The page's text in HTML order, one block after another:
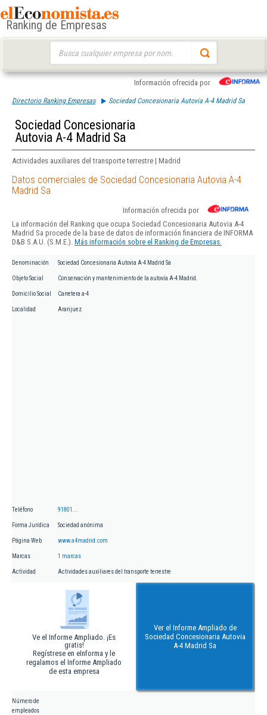
Ranking de Empresas
Información ofrecida por
Directorio Ranking Empresas Sociedad Concesionaria Autovia A-4 Madrid Sa
Sociedad Concesionaria
Autovia A-4 Madrid Sa
Actividades auxiliares del transporte terrestre | Madrid
Datos comerciales de Sociedad Concesionaria Autovia A-4
Madrid Sa
Información ofrecida por
La información del Ranking que ocupa Sociedad Concesionaria Autovia A-4
Madrid Sa procede de la base de datos de información financiera de INFORMA
D&B S.A.U. (S.M.E.). Más información sobre el Ranking de Empresas.
Denominación Sociedad Concesionaria Autovia A-4 Madrid Sa
Objeto Social Conservación y mantenimiento de la autovía A-4 Madrid.
Domicilio Social Carretera a-4
Localidad Aranjuez
Teléfono 91801...
Forma Jurídica Sociedad anónima
Página Web www.a4madrid.com
Marcas 1 marcas
Actividad Actividades auxiliares del transporte terrestre
Ve el Informe Ampliado. ¡Es
gratis!
Regístrese en eInforma y le
regalamos el Informe Ampliado
de esta empresa
Ver el Informe Ampliado de
Sociedad Concesionaria Autovia
A-4 Madrid Sa
Número de
empleados